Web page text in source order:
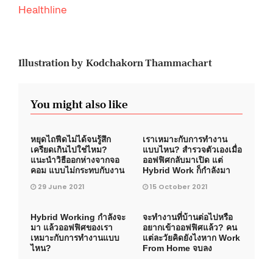
Healthline
Illustration by Kodchakorn Thammachart
You might also like
หยุดไถฟีดไม่ได้จนรู้สึก
เครียดเกินไปใช่ไหม?
แนะนำวิธีออกห่างจากจอ
คอม แบบไม่กระทบกับงาน
29 June 2021
เราเหมาะกับการทำงาน
แบบไหน? สำรวจตัวเองเมื่อ
ออฟฟิศกลับมาเปิด แต่
Hybrid Work ก็กำลังมา
15 October 2021
Hybrid Working กำลังจะ
มา แล้วออฟฟิศของเรา
เหมาะกับการทำงานแบบ
ไหน?
จะทำงานที่บ้านต่อไปหรือ
อยากเข้าออฟฟิศแล้ว? คน
แต่ละวัยคิดยังไงหาก Work
From Home จบลง